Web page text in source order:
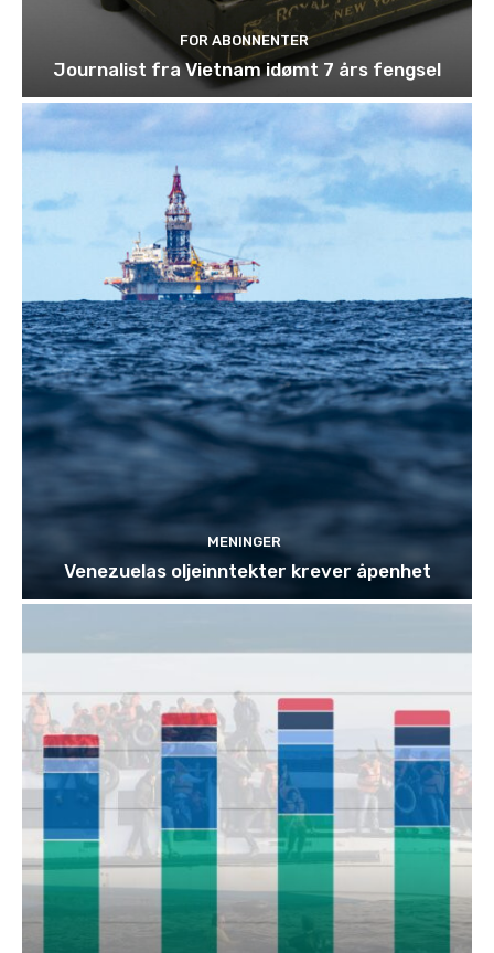
FOR ABONNENTER
Journalist fra Vietnam idømt 7 års fengsel
MENINGER
Venezuelas oljeinntekter krever åpenhet